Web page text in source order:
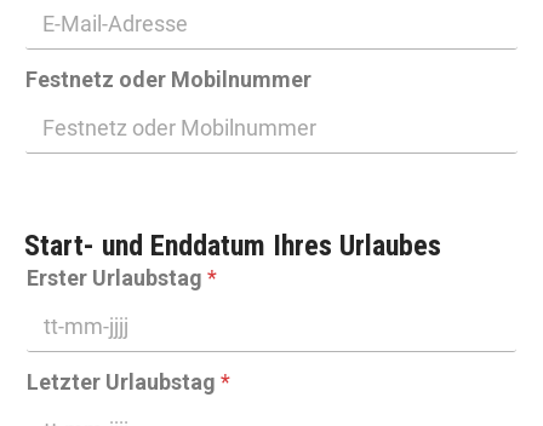
Festnetz oder Mobilnummer
Start- und Enddatum Ihres Urlaubes
Erster Urlaubstag *
Letzter Urlaubstag *